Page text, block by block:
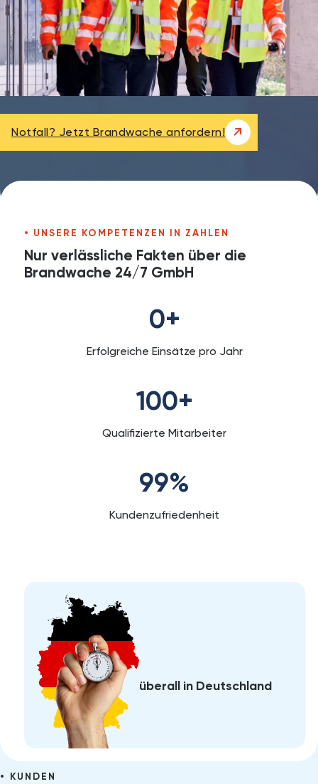
Notfall? Jetzt Brandwache anfordern!
UNSERE KOMPETENZEN IN ZAHLEN
Nur verlässliche Fakten über die
Brandwache 24/7 GmbH
0+
Erfolgreiche Einsätze pro Jahr
100+
Qualifizierte Mitarbeiter
99%
Kundenzufriedenheit
überall in Deutschland
KUNDEN